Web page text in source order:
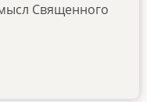
Священного